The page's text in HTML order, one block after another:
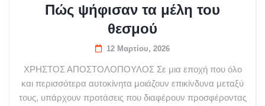
Πώς ψήφισαν τα μέλη του
θεσμού
12 Μαρτίου, 2026
ΧΡΗΣΤΟΣ ΑΠΟΣΤΟΛΟΠΟΥΛΟΣ Σε μια εποχή που όλο
και περισσότερα αυτοκίνητα μοιάζουν επικίνδυνα μεταξύ
τους, υπάρχουν προτάσεις που διαφέρουν προσφέροντας